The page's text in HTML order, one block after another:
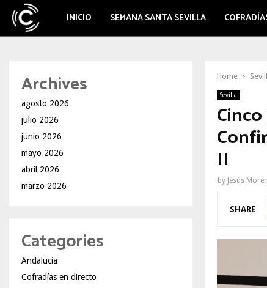
INICIO SEMANA SANTA SEVILLA
Home
Sevilla
II
by Jesús
SHARE
Archives
agosto 2026
julio 2026
junio 2026
mayo 2026
abril 2026
marzo 2026
Categories
Andalucía
Cofradías en directo